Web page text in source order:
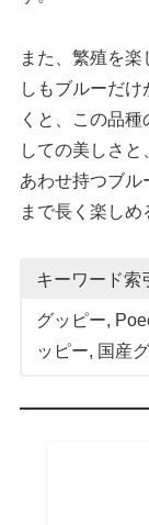
また、繁殖を
しもブルーだ
くと、この品
しての美しさ
あわせ持つブル
まで長く楽しめ
キーワード索引
グッピー,
ッピー, 国産